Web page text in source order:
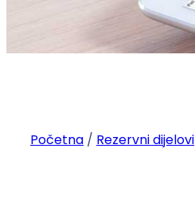
Početna / Rezervni dijelovi